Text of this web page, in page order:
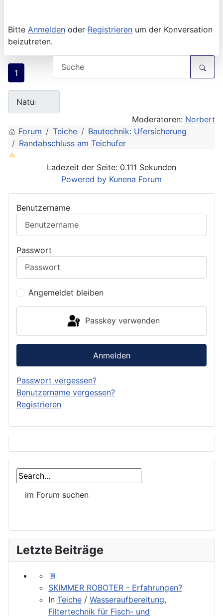
Bitte Anmelden oder Registrieren um der Konversation
beizutreten.
1
Moderatoren: Norbert
Forum
Teiche
Bautechnik: Ufersicherung
Randabschluss am Teichufer
Ladezeit der Seite: 0.111 Sekunden
Powered by Kunena Forum
Benutzername
Passwort
Angemeldet bleiben
Passkey verwenden
Anmelden
Passwort vergessen?
Benutzername vergessen?
Registrieren
Letzte Beiträge
SKIMMER ROBOTER - Erfahrungen?
In Teiche / Wasseraufbereitung,
Filtertechnik für Fisch- und